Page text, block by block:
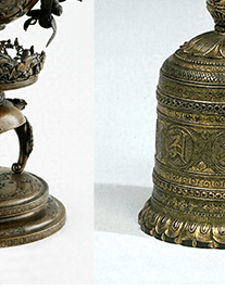
トへ進む